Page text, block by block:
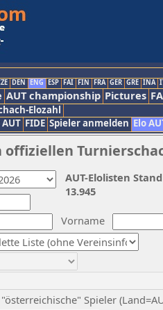
DEN ENG ESP FAI FIN FRA GER GRE INA
AUT championship Pictures
Elozahl
FIDE Spieler anmelden Elo
Vorname
Spieler
AUT-Elolisten
13.945